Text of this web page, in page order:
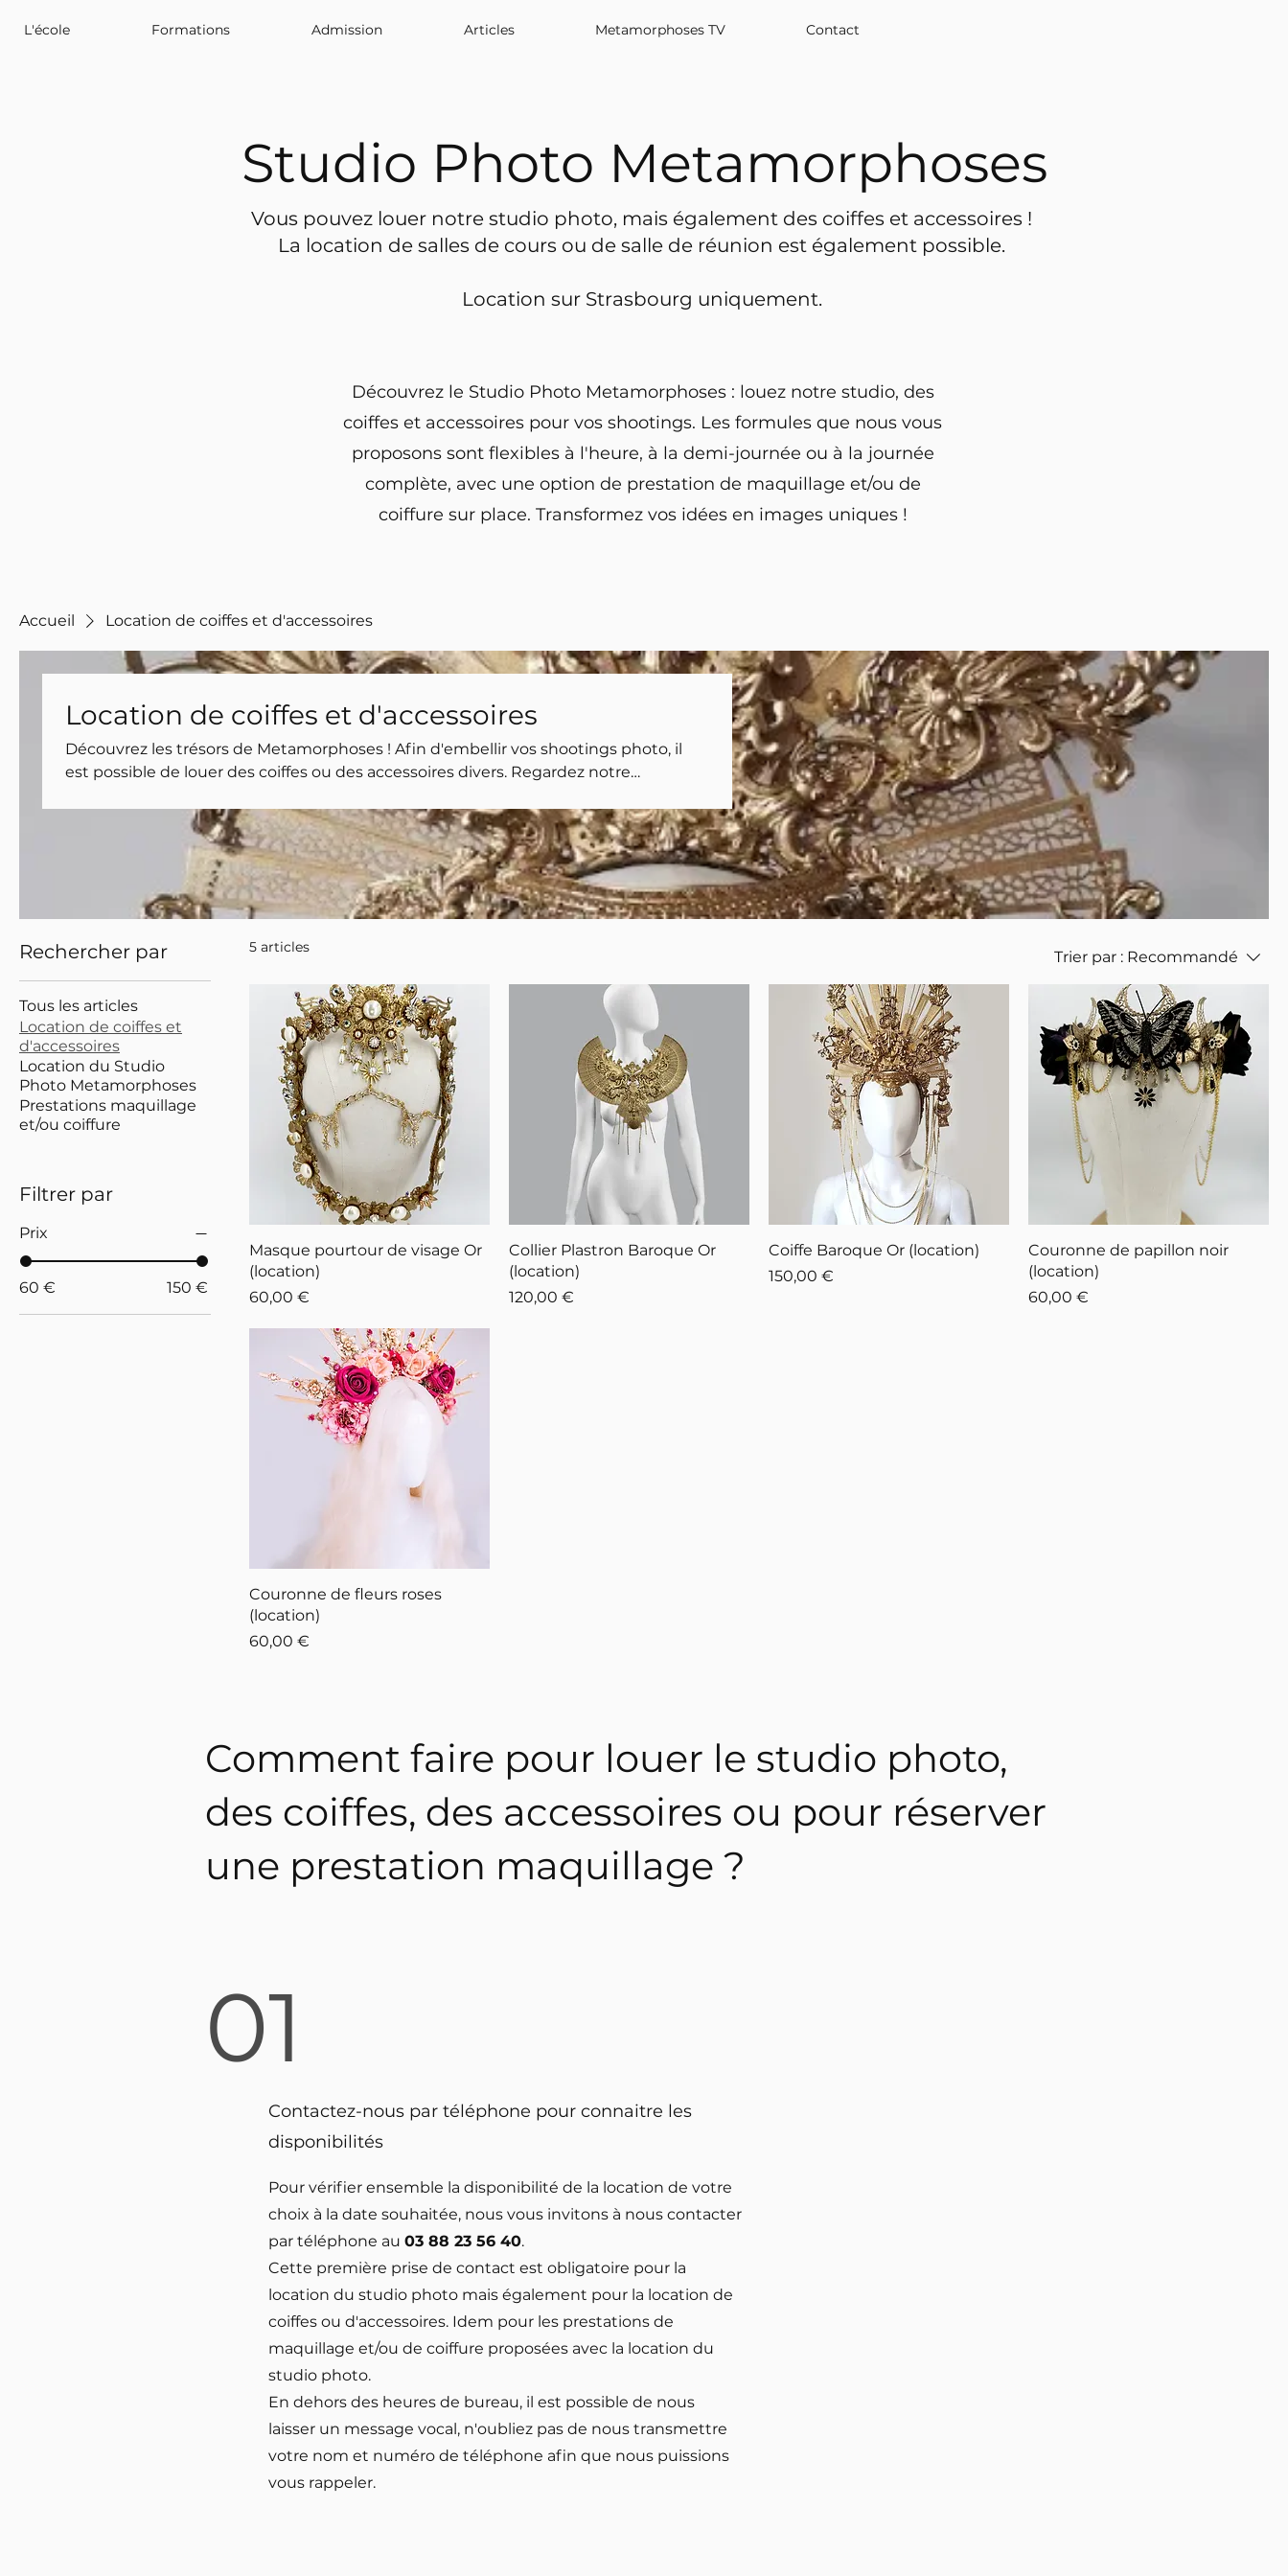
L'école Formations Admission Articles Metamorphoses TV Contact
Studio Photo Metamorphoses
Vous pouvez louer notre studio photo, mais également des coiffes et accessoires !
La location de salles de cours ou de salle de réunion est également possible.
Location sur Strasbourg uniquement.
Découvrez le Studio Photo Metamorphoses : louez notre studio, des
coiffes et accessoires pour vos shootings. Les formules que nous vous
proposons sont flexibles à l'heure, à la demi-journée ou à la journée
complète, avec une option de prestation de maquillage et/ou de
coiffure sur place. Transformez vos idées en images uniques !
Accueil Location de coiffes et d'accessoires
Location de coiffes et d'accessoires
Découvrez les trésors de Metamorphoses ! Afin d'embellir vos shootings photo, il
est possible de louer des coiffes ou des accessoires divers. Regardez notre
Rechercher par
Tous les articles
Location de coiffes et
d'accessoires
Location du Studio
Photo Metamorphoses
Prestations maquillage
et/ou coiffure
Filtrer par
Prix
60 € 150 €
5 articles
Trier par : Recommandé
Masque pourtour de visage Or
(location)
Prix
60,00 €
Collier Plastron Baroque Or
(location)
Prix
120,00 €
Coiffe Baroque Or (location)
Prix
150,00 €
Couronne de papillon noir
(location)
Prix
60,00 €
Couronne de fleurs roses
(location)
Prix
60,00 €
Comment faire pour louer le studio photo,
des coiffes, des accessoires ou pour réserver
une prestation maquillage ?
01
Contactez-nous par téléphone pour connaitre les
disponibilités
Pour vérifier ensemble la disponibilité de la location de votre
choix à la date souhaitée, nous vous invitons à nous contacter
par téléphone au 03 88 23 56 40.
Cette première prise de contact est obligatoire pour la
location du studio photo mais également pour la location de
coiffes ou d'accessoires. Idem pour les prestations de
maquillage et/ou de coiffure proposées avec la location du
studio photo.
En dehors des heures de bureau, il est possible de nous
laisser un message vocal, n'oubliez pas de nous transmettre
votre nom et numéro de téléphone afin que nous puissions
vous rappeler.